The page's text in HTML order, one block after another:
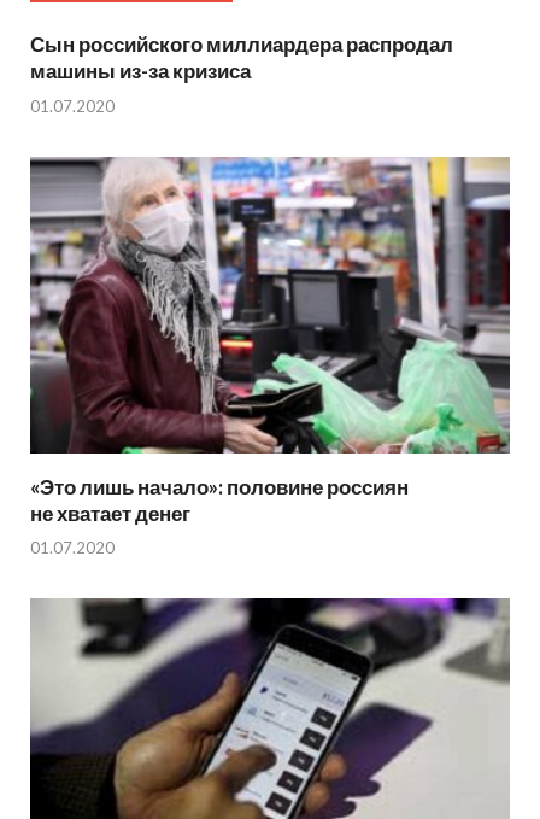
Сын российского миллиардера распродал
машины из-за кризиса
01.07.2020
«Это лишь начало»: половине россиян
не хватает денег
01.07.2020